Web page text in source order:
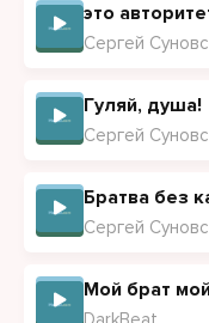
это
Сергей
Гуляй, душа!
Сергей
Братва без
Сергей
Мой брат